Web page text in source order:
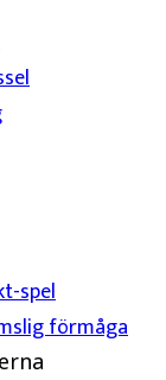
spel
förmåga